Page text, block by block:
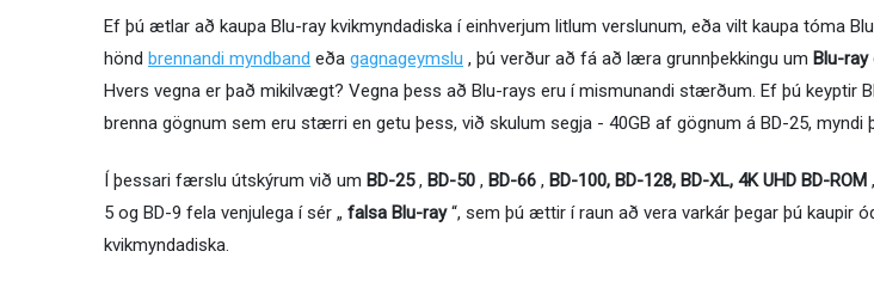
Ef þú ætlar að kaupa Blu-ray kvikmyndadiska í einhverjum litlum verslunum, eða vilt kaupa tóma
hönd brennandi myndband eða gagnageymslu , þú verður að fá að læra grunnþekkingu um Blu-
Hvers vegna er það mikilvægt? Vegna þess að Blu-rays eru í mismunandi stærðum. Ef þú keyptir
brenna gögnum sem eru stærri en getu þess, við skulum segja - 40GB af gögnum á BD-25, myndi
Í þessari færslu útskýrum við um BD-25, BD-50 , BD-66 , BD-100, BD-128, BD-XL, 4K UHD BD-ROM ,
5 og BD-9 fela venjulega í sér „ falsa Blu-ray“, sem þú ættir í raun að vera varkár þegar þú kaupir
kvikmyndadiska.